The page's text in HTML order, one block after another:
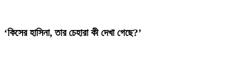
‘কিসের হাসিনা, তার চেহারা কী দেখা গেছে?’